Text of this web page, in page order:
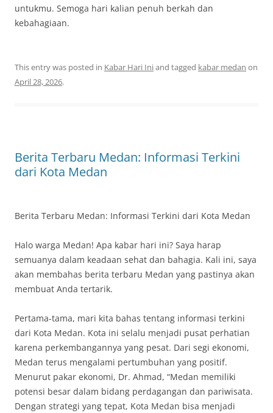
untukmu. Semoga hari kalian penuh berkah dan
kebahagiaan.
This entry was posted in Kabar Hari Iniand tagged kabar medan on
April 28, 2026.
Berita Terbaru Medan: Informasi Terkini
dari Kota Medan
Berita Terbaru Medan: Informasi Terkini dari Kota Medan
Halo warga Medan! Apa kabar hari ini? Saya harap
semuanya dalam keadaan sehat dan bahagia. Kali ini, saya
akan membahas berita terbaru Medan yang pastinya akan
membuat Anda tertarik.
Pertama-tama, mari kita bahas tentang informasi terkini
dari Kota Medan. Kota ini selalu menjadi pusat perhatian
karena perkembangannya yang pesat. Dari segi ekonomi,
Medan terus mengalami pertumbuhan yang positif.
Menurut pakar ekonomi, Dr. Ahmad, “Medan memiliki
potensi besar dalam bidang perdagangan dan pariwisata.
Dengan strategi yang tepat, Kota Medan bisa menjadi